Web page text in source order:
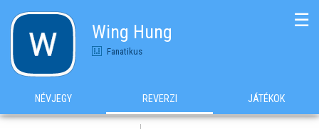
Wing Hung
Fanatikus
☰
NÉVJEGY REVERZI JÁTÉKOK